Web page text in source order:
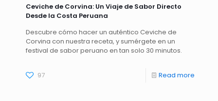
Ceviche de Corvina: Un Viaje de Sabor Directo
Desde la Costa Peruana
Descubre cómo hacer un auténtico Ceviche de
Corvina con nuestra receta, y sumérgete en un
festival de sabor peruano en tan solo 30 minutos.
97 Read more